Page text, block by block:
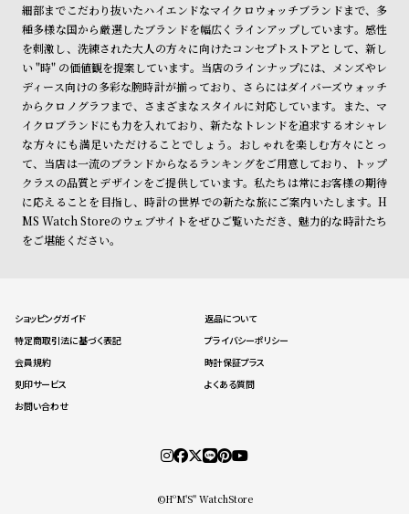
細部までこだわり抜いたハイエンドなマイクロウォッチブランドまで、多
種多様な国から厳選したブランドを幅広くラインアップしています。感性
を刺激し、洗練された大人の方々に向けたコンセプトストアとして、新し
い "時" の価値観を提案しています。当店のラインナップには、メンズやレ
ディース向けの多彩な腕時計が揃っており、さらにはダイバーズウォッチ
からクロノグラフまで、さまざまなスタイルに対応しています。また、マ
イクロブランドにも力を入れており、新たなトレンドを追求するオシャレ
な方々にも満足いただけることでしょう。おしゃれを楽しむ方々にとっ
て、当店は一流のブランドからなるランキングをご用意しており、トップ
クラスの品質とデザインをご提供しています。私たちは常にお客様の期待
に応えることを目指し、時計の世界での新たな旅にご案内いたします。H
MS Watch Storeのウェブサイトをぜひご覧いただき、魅力的な時計たち
をご堪能ください。
ショッピングガイド
返品について
特定商取引法に基づく表記
プライバシーポリシー
会員規約
時計保証プラス
刻印サービス
よくある質問
お問い合わせ
©HºM'S" WatchStore